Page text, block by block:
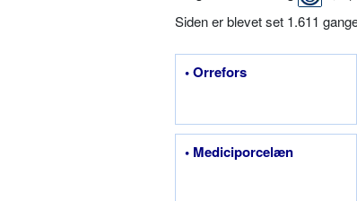
Siden er blevet set 1.611
• Orrefors
• Mediciporcelæn